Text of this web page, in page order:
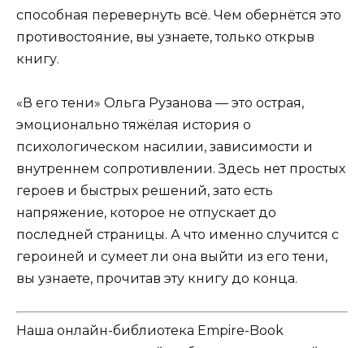
способная перевернуть всё. Чем обернётся это
противостояние, вы узнаете, только открыв
книгу.
«В его тени» Ольга Рузанова — это острая,
эмоционально тяжёлая история о
психологическом насилии, зависимости и
внутреннем сопротивлении. Здесь нет простых
героев и быстрых решений, зато есть
напряжение, которое не отпускает до
последней страницы. А что именно случится с
героиней и сумеет ли она выйти из его тени,
вы узнаете, прочитав эту книгу до конца.
Наша онлайн-библиотека Empire-Book